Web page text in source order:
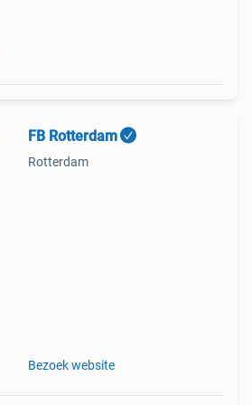
FB Rotterdam
Rotterdam
Bezoek website